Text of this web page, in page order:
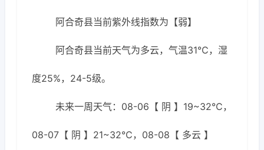
阿合奇县当前紫外线指数为【弱】
阿合奇县当前天气为多云，气温31℃，湿
度25%，24-5级。
未来一周天气：08-06【 阴 】19~32℃，
08-07【 阴 】21~32℃，08-08【 多云 】